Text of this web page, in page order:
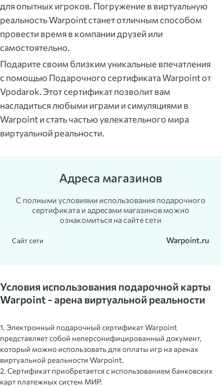
для опытных игроков. Погружение в виртуальную
реальность Warpoint станет отличным способом
провести время в компании друзей или
самостоятельно.
Подарите своим близким уникальные впечатления
с помощью Подарочного сертификата Warpoint от
Vpodarok. Этот сертификат позволит вам
насладиться любыми играми и симуляциями в
Warpoint и стать частью увлекательного мира
виртуальной реальности.
Адреса магазинов
С полными условиями использования подарочного
сертификата и адресами магазинов можно
ознакомиться на сайте сети
Сайт сети Warpoint.ru
Условия использования подарочной карты
Warpoint - арена виртуальной реальности
1. Электронный подарочный сертификат Warpoint
представляет собой неперсонифицированный документ,
который можно использовать для оплаты игр на аренах
виртуальной реальности Warpoint.
2. Сертификат приобретается с использованием банковских
карт платежных систем МИР.